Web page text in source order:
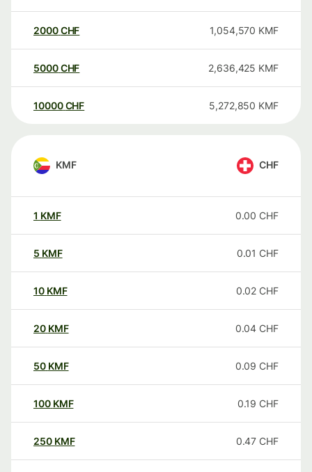
2000CHF 1,054,570 KMF
5000CHF 2,636,425 KMF
10000 CHF 5,272,850 KMF
KMF CHF
1 KMF 0.00 CHF
5 KMF 0.01 CHF
10 KMF 0.02 CHF
20 KMF 0.04 CHF
50 KMF 0.09 CHF
100 KMF 0.19 CHF
250 KMF 0.47 CHF